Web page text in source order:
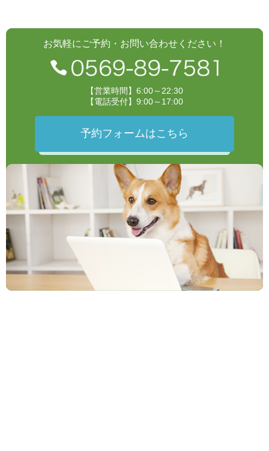
お気軽にご予約・お問い合わせください！
【営業時間】6:00～22:30
【電話受付】9:00～17:00
予約フォームはこちら